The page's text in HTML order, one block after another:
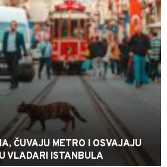
ČUVAJU METRO I OSVAJAJU
VLADARI ISTANBULA